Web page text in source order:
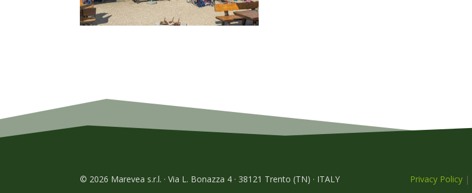
© 2026 Marevea s.r.l. · Via L. Bonazza 4 · 38121 Trento (TN) · ITALY
Privacy Policy |